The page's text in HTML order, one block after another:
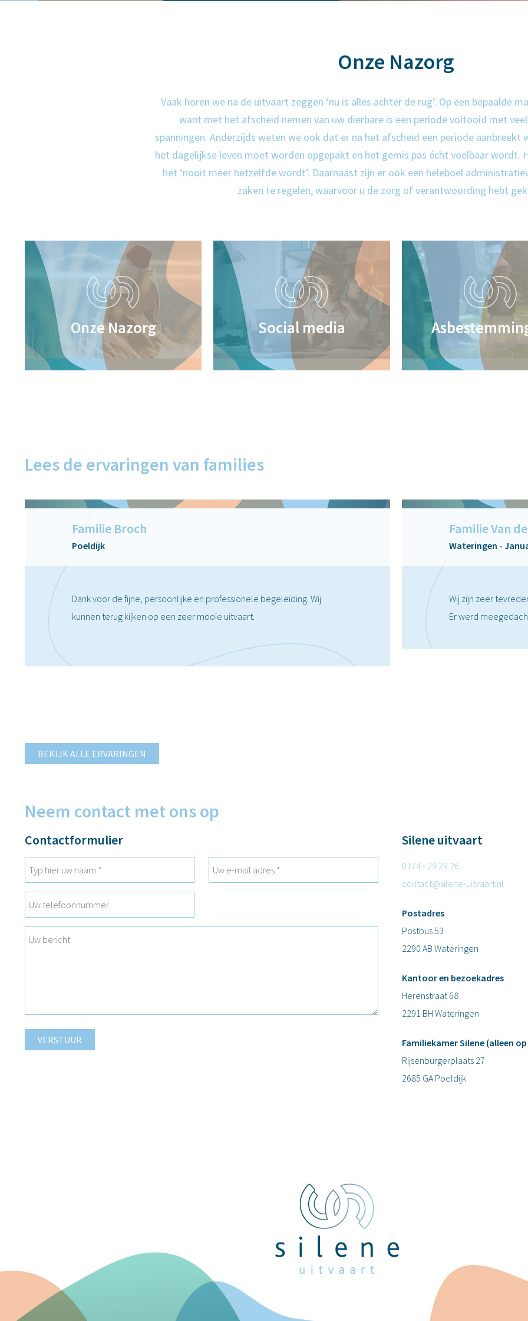
Onze Nazorg
Vaak horen we na de uitvaart zeggen ‘nu is alles achter de rug’. Op een bepaalde
want met het afscheid nemen van uw dierbare is een periode voltooid met
spanningen. Anderzijds weten we ook dat er na het afscheid een periode aanbreekt
het dagelijkse leven moet worden opgepakt en het gemis pas écht voelbaar
het ‘nooit meer hetzelfde wordt’. Daarnaast zijn er ook een heleboel
zaken te regelen, waarvoor u de zorg of verantwoording hebt
Onze Nazorg Social media
Lees de ervaringen van families
Familie Broch
Poeldijk
Dank voor de fijne, persoonlijke en professionele begeleiding. Wij
kunnen terug kijken op een zeer mooie uitvaart.
Familie Van
Wateringen -
Wij zijn zeer
Er werd
BEKIJK ALLE ERVARINGEN
Neem contact met ons op
Contactformulier
VERSTUUR
Silene uitvaart
0174 - 29 29 26
contact@silene-uitvaart.nl
Postadres
Postbus 53
2290 AB Wateringen
Kantoor en bezoekadres
Herenstraat 68
2291 BH Wateringen
Familiekamer Silene (alleen
Rijsenburgerplaats 27
2685 GA Poeldijk